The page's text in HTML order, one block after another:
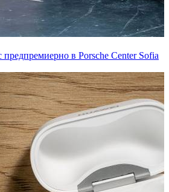
в Porsche Center Sofia